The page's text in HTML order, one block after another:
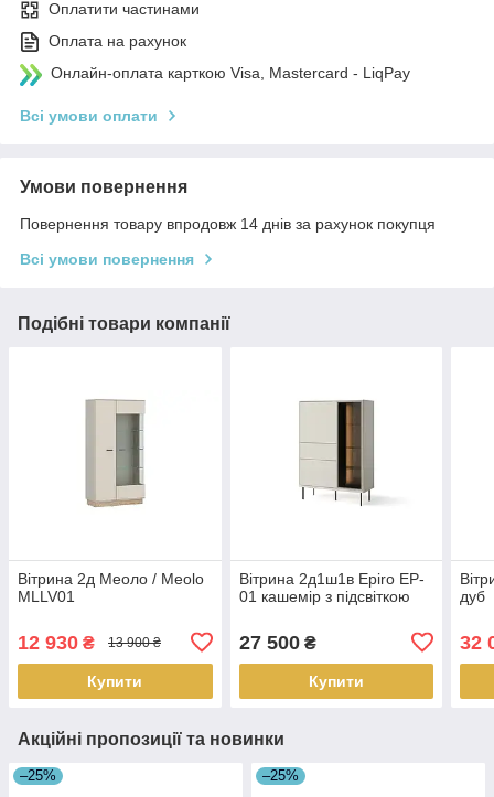
Оплатити частинами
Оплата на рахунок
Онлайн-оплата карткою Visa, Mastercard - LiqPay
Всі умови оплати
Умови повернення
Повернення товару впродовж 14 днів за рахунок покупця
Всі умови повернення
Подібні товари компанії
Вітрина 2д Меоло / Meolo
MLLV01
12 930 ₴ 13 900 ₴
Купити
Вітрина 2д1ш1в Epiro EP-
01 кашемір з підсвіткою
27 500₴
Купити
дуб
32
Акційні пропозиції та новинки
–25% –25%